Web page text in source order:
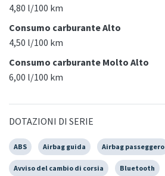
4,80 l/100 km
Consumo carburante Alto
4,50 l/100 km
Consumo carburante Molto Alto
6,00 l/100 km
DOTAZIONI DI SERIE
ABS Airbag guida Airbag passeggero
Avviso del cambio di corsia Bluetooth